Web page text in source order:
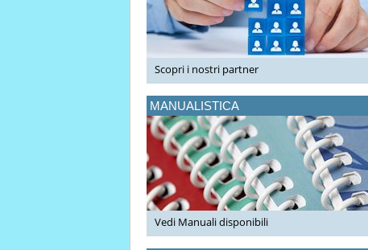
Scopri i nostri partner
MANUALISTICA
Vedi Manuali disponibili